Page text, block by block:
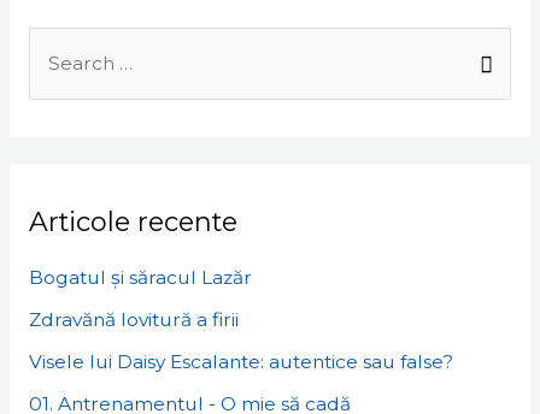
Search
for:
Articole recente
Bogatul și săracul Lazăr
Zdravănă lovitură a firii
Visele lui Daisy Escalante: autentice sau false?
01. Antrenamentul - O mie să cadă